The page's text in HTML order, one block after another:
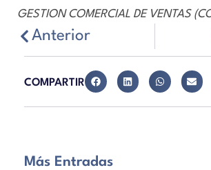
GESTION COMERCIAL DE VENTAS
Anterior
COMPARTIR
Más Entradas